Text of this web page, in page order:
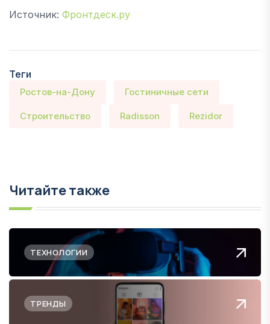
Источник: Фронтдеск.ру
Теги
Ростов-на-Дону Гостиничные сети
Строительство Radisson Rezidor
Читайте также
ТЕХНОЛОГИИ
ТРЕНДЫ